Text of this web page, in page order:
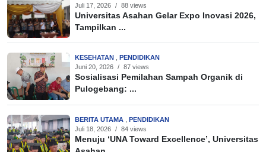
Juli 17, 2026 / 88 views
Universitas Asahan Gelar Expo Inovasi 2026,
Tampilkan ...
KESEHATAN
PENDIDIKAN
Juni 20, 2026 / 87 views
Sosialisasi Pemilahan Sampah Organik di
Pulogebang: ...
BERITA UTAMA
PENDIDIKAN
Juli 18, 2026 / 84 views
Menuju ‘UNA Toward Excellence’, Universitas